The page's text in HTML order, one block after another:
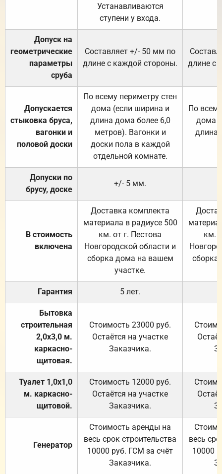
Устанавливаются
ступени у входа.
Допуск на
геометрические
параметры
сруба
Составляет +/- 50 мм по
длине с каждой стороны.
длине с
Допускается
стыковка бруса,
вагонки и
половой доски
По всему периметру стен
дома (если ширина и
длина дома более 6,0
метров). Вагонки и
доски пола в каждой
отдельной комнате.
По
дома
длина
Допуски по
брусу, доске
+/- 5 мм.
В стоимость
включена
Доставка комплекта
материала в радиусе 500
км. от г. Пестова
Новгородской области и
сборка дома на вашем
участке.
км.
Гарантия 5 лет.
Бытовка
строительная
2,0х3,0 м.
каркасно-
щитовая.
Стоимость 23000 руб.
Остаётся на участке
Заказчика.
Туалет 1,0х1,0
м. каркасно-
щитовой.
Стоимость 12000 руб.
Остаётся на участке
Заказчика.
Генератор
Стоимость аренды на
весь срок строительства
10000 руб. ГСМ за счёт
Заказчика.
весь
10000